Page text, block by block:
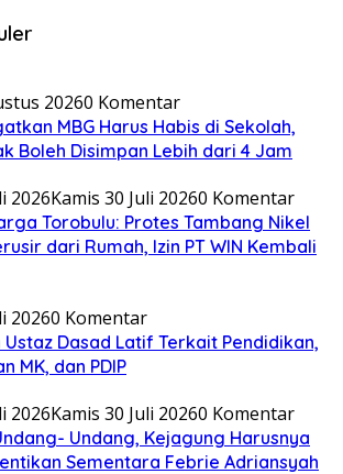
20260 Komentar
MBG Harus Habis di Sekolah,
Boleh Disimpan Lebih dari 4 Jam
2026Kamis 30 Juli 20260 Komentar
Torobulu: Protes Tambang Nikel
dari Rumah, Izin PT WIN Kembali
20260 Komentar
Dasad Latif Terkait Pendidikan,
MK, dan PDIP
2026Kamis 30 Juli 20260 Komentar
Undang, Kejagung Harusnya
Sementara Febrie Adriansyah